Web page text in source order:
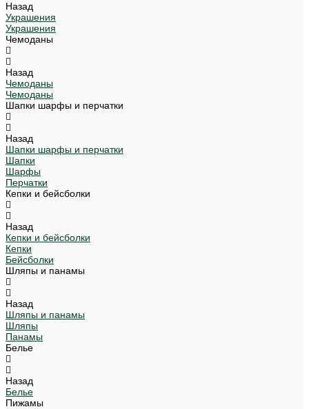
Назад
Украшения
Украшения
Чемоданы
Назад
Чемоданы
Чемоданы
Шапки шарфы и перчатки
Назад
Шапки шарфы и перчатки
Шапки
Шарфы
Перчатки
Кепки и бейсболки
Назад
Кепки и бейсболки
Кепки
Бейсболки
Шляпы и панамы
Назад
Шляпы и панамы
Шляпы
Панамы
Белье
Назад
Белье
Пижамы